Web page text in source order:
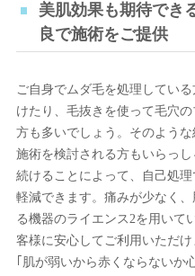
美肌効果も期待でき
良で施術をご提供
ご自身でムダ毛を処理してい
けたり、毛抜きを使って毛穴
方も多いでしょう。そのよう
施術を検討される方もいらっ
続けることによって、自己処
軽減できます。痛みが少なく
る機器のライエンス2を用いて
客様に安心してご利用いただけ
｢肌が弱いから赤くならないか